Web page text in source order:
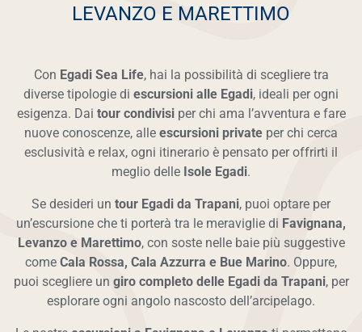
LEVANZO E MARETTIMO
Con Egadi Sea Life, hai la possibilità di scegliere tra
diverse tipologie di escursioni alle Egadi, ideali per ogni
esigenza. Dai tour condivisiper chi ama l’avventura e fare
nuove conoscenze, alle escursioni private per chi cerca
esclusività e relax, ogni itinerario è pensato per offrirti il
meglio delle Isole Egadi.
Se desideri un tour Egadi da Trapani, puoi optare per
un’escursione che ti porterà tra le meraviglie di Favignana,
Levanzo e Marettimo, con soste nelle baie più suggestive
come Cala Rossa, Cala Azzurra e Bue Marino. Oppure,
puoi scegliere un giro completo delle Egadi da Trapani, per
esplorare ogni angolo nascosto dell’arcipelago.